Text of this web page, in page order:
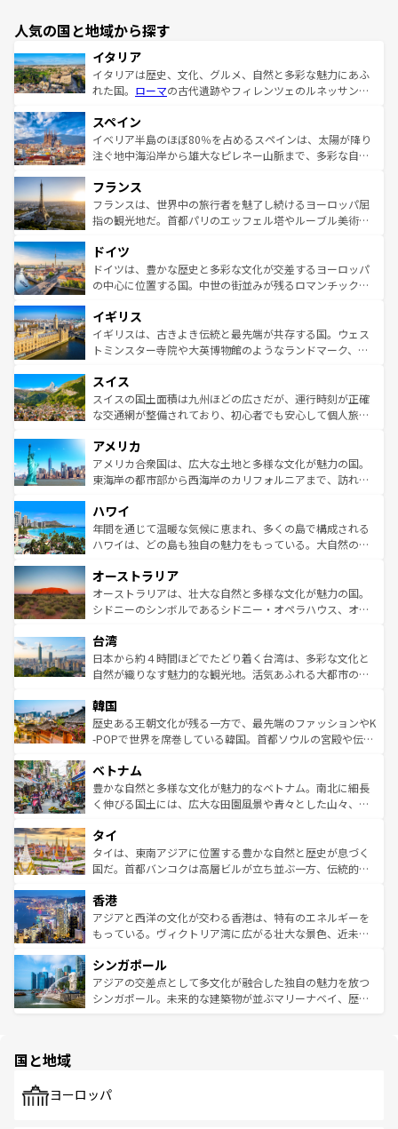
人気の国と地域から探す
イタリア
イタリアは歴史、文化、グルメ、自然と多彩な魅力にあふ
れた国。 ローマの古代遺跡やフィレンツェのルネッサンス
ろん、トスカーナの美しい田園風景やアマルフィ海岸の絶
景など、自然景観も見逃せない。観光の合間には、本場の
ピザやパスタなど、絶品のイタリア料理を堪能することも
ませてくれるイタリアで、忘れられない旅をしてみよう！
なお、新着のイタリア情報はコンテンツ一覧 を参照してほ
しい。
スペイン
イベリア半島のほぼ80％を占めるスペインは、太陽が降り
注ぐ地中海沿岸から雄大なピレネー山脈まで、多彩な自然
文化が根付くこの国では、情熱的なフラメンコ、熱気あふ
れる闘牛、そして美味しいタパスが生活の一部となってい
る。首都マドリードの洗練された雰囲気や、バルセロナの
の城塞都市、穏やかなビーチリゾートまで多彩な表情を見
せる。地方によって風土や気候が異なるスペインはその個
性で訪れる人を魅了する。 なお、新着のスペイン情報はコ
フランス
フランスは、世界中の旅行者を魅了し続けるヨーロッパ屈
指の観光地だ。首都パリのエッフェル塔やルーブル美術館
で、幅広い魅力が詰まっている。華麗な宮殿、歴史的な大
聖堂、美しいビーチ、そして豊かな自然が、訪れる者を心
から魅了する。また、フランスは美食の国としても知ら
いる。シャンパンの発祥地であるランス、プロヴァンスの
香り高いラベンダー畑など、多彩な楽しみ方が可能だ。さ
らに、パリ以外の地域にも魅力が溢れており、どの街角に
れる地方に足を運ぶとそれぞれで全く異なる文化を体験で
きるだろう。 なお、新着のフランス情報はコンテンツ一覧
を参照してほしい。
ドイツ
ドイツは、豊かな歴史と多彩な文化が交差するヨーロッパ
の中心に位置する国。中世の街並みが残るロマンチック街
顔を持つこの国は、どこを歩いても飽きることがない。ベ
ルリンの文化的活気、バイエルン州のアルプスの絶景、そ
してライン川沿いのワイン畑といった風景は必見。ビール
は、お酒好きな人にはぜひ体験してほしい。 なお、新着の
ドイツ情報はコンテンツ一覧を参照してほしい。
イギリス
イギリスは、古きよき伝統と最先端が共存する国。ウェス
トミンスター寺院や大英博物館のようなランドマーク、歴
リアごとに異なる魅力がある。また、優雅なアフタヌーン
ティー、ビール好きにはたまらない英国パブ、サッカー観
戦など、本場だからこそできる体験も豊富。イギリスを旅
ンツ一覧を参照してほしい。
スイス
スイスの国土面積は九州ほどの広さだが、運行時刻が正確
な交通網が整備されており、初心者でも安心して個人旅行
の建物がそのまま残る町や、スイスならではのユニークな
博物館もあり、アルプス観光だけでなく町歩きも満喫する
ことができる。国民の所得が高いため物価も高いが、旅行
ば市内交通費無料で観光を楽しむこともできる。 なお、新
着のスイス情報はコンテンツ一覧 を参照してほしい。
アメリカ
アメリカ合衆国は、広大な土地と多様な文化が魅力の国。
東海岸の都市部から西海岸のカリフォルニアまで、訪れる
のような巨大都市は、観光、ショッピング、エンターテイ
ンメントが詰まった刺激的なスポットだ。一方、アメリカ
西部には大自然が広がり、グランドキャニオンやイエロー
部のニューオーリンズでは、音楽と美食が融合した独特の
文化が魅力。旅行者はアメリカの各地域で異なる魅力を楽
しみながら、その多様性と豊かな歴史を感じることができ
ならではの贅沢な旅のスタイルだ。 なお、新着のアメリカ
情報はコンテンツ一覧を参照してほしい。
ハワイ
年間を通じて温暖な気候に恵まれ、多くの島で構成される
ハワイは、どの島も独自の魅力をもっている。大自然の神
ワイ島は見逃せない。また、定番の観光地といえばオアフ
島だが、静かな自然を求めるならマウイ島やカウアイ島が
おすすめ。エメラルドグリーンに輝く海をはじめ、豊かな
れるおもてなしの心で訪れる人々を迎えてくれるハワイの
人々、おいしいローカルフードやハワイアンミュージッ
ク、伝統的なフラダンスなど、すべてがハワイの魅力を彩
ワイを、存分に味わってほしい。 なお、新着のハワイ情報
はコンテンツ一覧を参照してほしい。
オーストラリア
オーストラリアは、壮大な自然と多様な文化が魅力の国。
シドニーのシンボルであるシドニー・オペラハウス、オー
リアリーフや大陸中央部にそびえるウルル（エアーズロッ
ク）、タスマニアの美しい原生林やケアンズの熱帯雨林な
ど、見どころがたくさん。また、カフェやワイン、オージ
いる。アクティビティも充実しており、サーフィンやダイ
ビング、ハイキングなど、アウトドア好きにはたまらな
い。オーストラリアの多彩な魅力を存分に味わいつくそ
参照してほしい。
台湾
日本から約４時間ほどでたどり着く台湾は、多彩な文化と
自然が織りなす魅力的な観光地。活気あふれる大都市の台
ン）、静ひつな山岳地帯である台湾東部など、都市の喧騒
と山間の静けさが共存しており、訪れる人に新しい発見と
驚きをもたらしてくれる。また、奥深い台湾の食文化も魅
容にもいいと評判のスイーツなど、バラエティ豊かな料理
が味わえる。 なお、新着の台湾情報は コンテンツ一覧を参
照してほしい。
韓国
歴史ある王朝文化が残る一方で、最先端のファッションやK
-POPで世界を席巻している韓国。首都ソウルの宮殿や伝統
き、地方に足を延ばせば四季折々の自然美を楽しむことが
できる。そして、キムチや焼肉、絶品のストリートフード
まで、さまざまな韓国料理が待っている。夜には、韓国な
リティに包まれながら、韓国の多彩な魅力を心ゆくまで味
わってみてほしい。 なお、新着の韓国情報はコンテンツ一
覧を参照してほしい。
ベトナム
豊かな自然と多様な文化が魅力的なベトナム。南北に細長
く伸びる国土には、広大な田園風景や青々とした山々、世
急速な発展と共に伝統が息づく。ハノイの古い町並みやホ
ーチミン市のフランス統治時代の建物も、独特の雰囲気を
醸し出している。また、バラエティの豊かさとおいしさで
とつ。フォーやバインミー、ベトナムコーヒーなどは、ぜ
ひ現地で味わいたい。どの地域を訪れてもあたたかい人々
が旅行者を迎えてくれるので、きっと忘れられない旅にな
参照してほしい。
タイ
タイは、東南アジアに位置する豊かな自然と歴史が息づく
国だ。首都バンコクは高層ビルが立ち並ぶ一方、伝統的な
の活気が交差している。北部ではチェンマイなどの山岳地
帯で自然と触れ合い、南部ではプーケットやクラビの美し
いビーチでリゾート気分を楽しむことができる。タイ料理
激する。気候は一年中温暖で、どの季節にも異なる楽しみ
が待っている。親しみやすいタイの人々、仏教を中心とし
た文化、そして多様な観光資源が、訪れる旅人を魅了し続
香港
アジアと西洋の文化が交わる香港は、特有のエネルギーを
もっている。ヴィクトリア湾に広がる壮大な景色、近未来
み、どこを訪れても感動するはず。観光スポットが密集し
ており、効率よく見どころを回れるのも魅力。息をのむよ
うな絶景から文化的な体験まで、香港を存分に楽しみ尽く
シンガポール
アジアの交差点として多文化が融合した独自の魅力を放つ
シンガポール。未来的な建築物が並ぶマリーナベイ、歴史
で、ホーカーズは地元の風情を楽しめる外せないスポット
国と地域
ヨーロッパ